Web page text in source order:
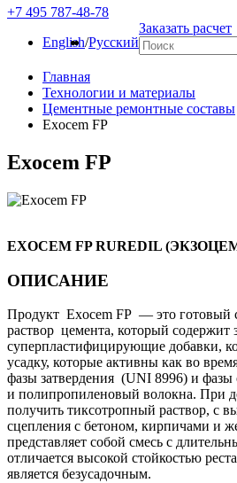
+7 495 787-48-78
English/Русский
Заказать расчет
Главная
Технологии и материалы
Цементные ремонтные составы
Exocem FP
Exocem FP
EXOCEM FP RUREDIL
ОПИСАНИЕ
Продукт Exocem FP — это готовый
раствор цемента, который содержит
суперпластифицирующие добавки,
усадку, которые активны как во
фазы затвердения (UNI 8996) и
и полипропиленовый волокна. При
получить тиксотропный раствор, с
сцепления с бетоном, кирпичами и
представляет собой смесь с
отличается высокой стойкостью
является безусадочным.